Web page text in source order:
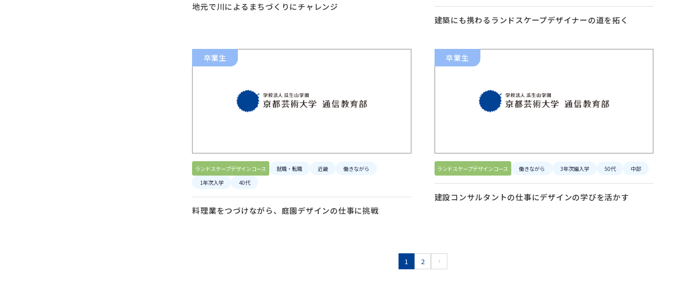
地元で川によるまちづくりにチャレンジ
建築にも携わるランドスケープデザイナーの道を拓く
卒業生
ランドスケープデザインコース 就職・転職 近畿
働きながら
1年次入学
40代
料理業をつづけながら、庭園デザインの仕事に挑戦
卒業生
ランドスケープデザインコース 働きながら 3年次編入学 50代 中部
建設コンサルタントの仕事にデザインの学びを活かす
1 2